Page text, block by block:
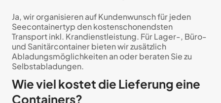
Ja, wir organisieren auf Kundenwunsch für jeden
Seecontainertyp den kostenschonendsten
Transport inkl. Krandienstleistung. Für Lager-, Büro-
und Sanitärcontainer bieten wir zusätzlich
Abladungsmöglichkeiten an oder beraten Sie zu
Selbstabladungen.
Wie viel kostet die Lieferung eine
Containers?